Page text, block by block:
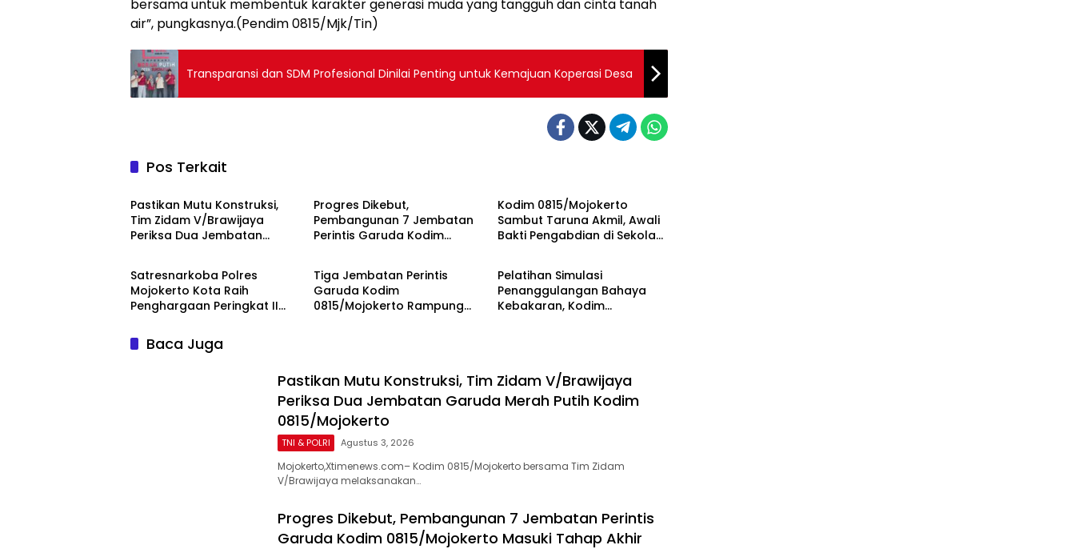
bersama untuk membentuk karakter generasi muda yang tangguh dan cinta tanah
air”, pungkasnya.(Pendim 0815/Mjk/Tin)
Transparansi dan SDM Profesional Dinilai Penting untuk Kemajuan Koperasi Desa
Pos Terkait
TNI & POLRI
Pastikan Mutu Konstruksi,
Tim Zidam V/Brawijaya
Periksa Dua Jembatan
Progres Dikebut,
Pembangunan 7 Jembatan
Perintis Garuda Kodim
Kodim 0815/Mojokerto
Sambut Taruna Akmil, Awali
Bakti Pengabdian di Sekolah
TNI & POLRI
Satresnarkoba Polres
Mojokerto Kota Raih
Penghargaan Peringkat II
Barang Bukti Narkoba
Terbanyak
TNI & POLRI
Tiga Jembatan Perintis
Garuda Kodim
0815/Mojokerto Rampung
TNI & POLRI
Pelatihan Simulasi
Penanggulangan Bahaya
Kebakaran, Kodim
Baca Juga
Pastikan Mutu Konstruksi, Tim Zidam V/Brawijaya
Periksa Dua Jembatan Garuda Merah Putih Kodim
0815/Mojokerto
TNI & POLRI Agustus 3, 2026
Mojokerto,Xtimenews.com– Kodim 0815/Mojokerto bersama Tim Zidam
V/Brawijaya melaksanakan…
Progres Dikebut, Pembangunan 7 Jembatan Perintis
Garuda Kodim 0815/Mojokerto Masuki Tahap Akhir